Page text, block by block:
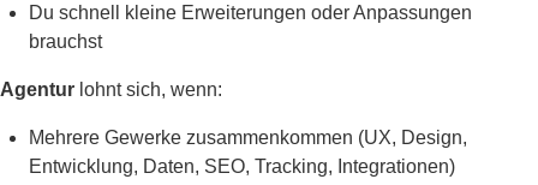
Du schnell kleine Erweiterungen oder Anpassungen
brauchst
Agentur lohnt sich, wenn:
Mehrere Gewerke zusammenkommen (UX, Design,
Entwicklung, Daten, SEO, Tracking, Integrationen)